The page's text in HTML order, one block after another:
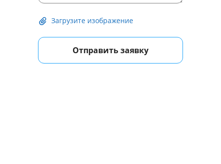
Загрузите изображение
Отправить заявку